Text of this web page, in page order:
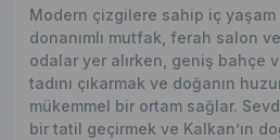
Modern çizgilere sahip iç yaşam
donanımlı mutfak, ferah salon
odalar yer alırken, geniş bahçe
tadını çıkarmak ve doğanın
mükemmel bir ortam sağlar.
bir tatil geçirmek ve Kalkan’ın